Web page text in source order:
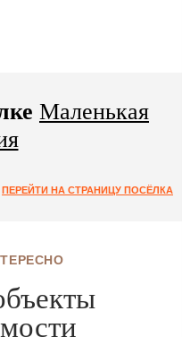
Маленькая
ПЕРЕЙТИ НА СТРАНИЦУ ПОСЁЛКА